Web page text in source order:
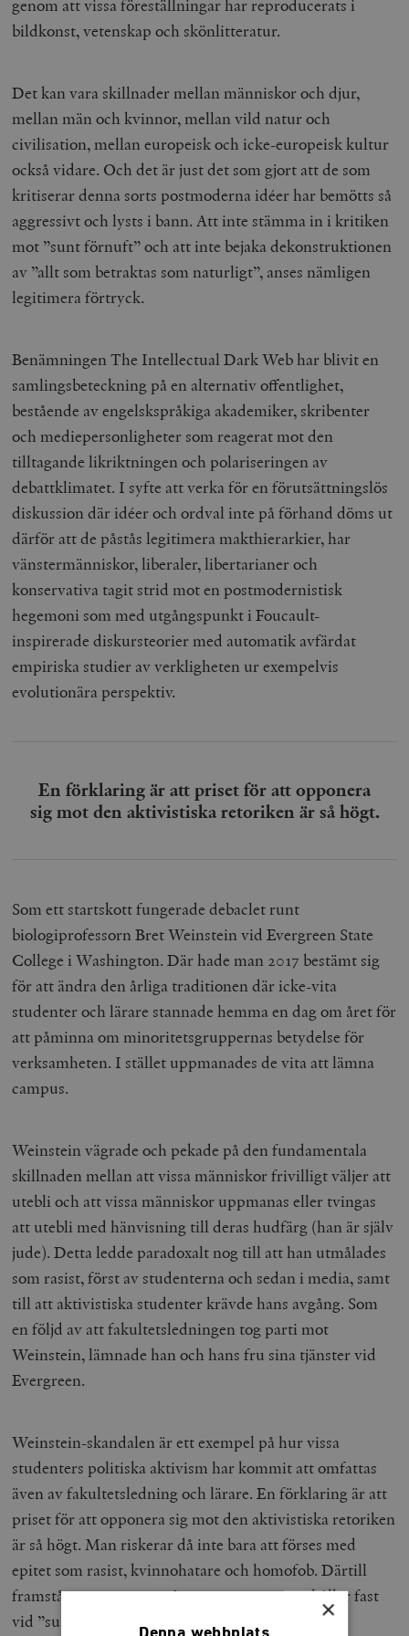
genom att vissa föreställningar har reproducerats i
bildkonst, vetenskap och skönlitteratur.
Det kan vara skillnader mellan människor och djur,
mellan män och kvinnor, mellan vild natur och
civilisation, mellan europeisk och icke-europeisk kultur
också vidare. Och det är just det som gjort att de som
kritiserar denna sorts postmoderna idéer har bemötts så
aggressivt och lysts i bann. Att inte stämma in i kritiken
mot ”sunt förnuft” och att inte bejaka dekonstruktionen
av ”allt som betraktas som naturligt”, anses nämligen
legitimera förtryck.
Benämningen The Intellectual Dark Web har blivit en
samlingsbeteckning på en alternativ offentlighet,
bestående av engelskspråkiga akademiker, skribenter
och mediepersonligheter som reagerat mot den
tilltagande likriktningen och polariseringen av
debattklimatet. I syfte att verka för en förutsättningslös
diskussion där idéer och ordval inte på förhand döms ut
därför att de påstås legitimera makthierarkier, har
vänstermänniskor, liberaler, libertarianer och
konservativa tagit strid mot en postmodernistisk
hegemoni som med utgångspunkt i Foucault-
inspirerade diskursteorier med automatik avfärdat
empiriska studier av verkligheten ur exempelvis
evolutionära perspektiv.
En förklaring är att priset för att opponera
sig mot den aktivistiska retoriken är så högt.
Som ett startskott fungerade debaclet runt
biologiprofessorn Bret Weinstein vid Evergreen State
College i Washington. Där hade man 2017 bestämt sig
för att ändra den årliga traditionen där icke-vita
studenter och lärare stannade hemma en dag om året för
att påminna om minoritetsgruppernas betydelse för
verksamheten. I stället uppmanades de vita att lämna
campus.
Weinstein vägrade och pekade på den fundamentala
skillnaden mellan att vissa människor frivilligt väljer att
utebli och att vissa människor uppmanas eller tvingas
att utebli med hänvisning till deras hudfärg (han är själv
jude). Detta ledde paradoxalt nog till att han utmålades
som rasist, först av studenterna och sedan i media, samt
till att aktivistiska studenter krävde hans avgång. Som
en följd av att fakultetsledningen tog parti mot
Weinstein, lämnade han och hans fru sina tjänster vid
Evergreen.
Weinstein-skandalen är ett exempel på hur vissa
studenters politiska aktivism har kommit att omfattas
även av fakultetsledning och lärare. En förklaring är att
priset för att opponera sig mot den aktivistiska retoriken
är så högt. Man riskerar då inte bara att förses med
epitet som rasist, kvinnohatare och homofob. Därtill
framstår man som en trångsynt person som håller fast
vid ”sunda förnuftet” i stället för att förespråka
×